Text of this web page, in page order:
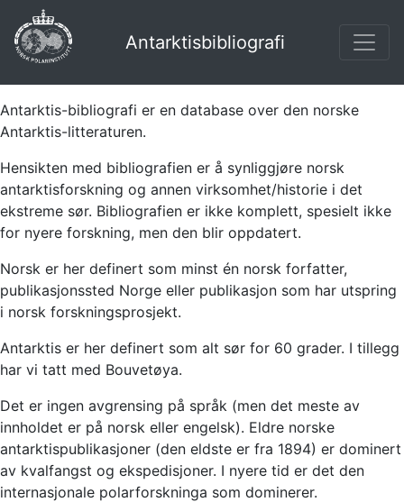
Antarktisbibliografi
Antarktis-bibliografi er en database over den norske
Antarktis-litteraturen.
Hensikten med bibliografien er å synliggjøre norsk
antarktisforskning og annen virksomhet/historie i det
ekstreme sør. Bibliografien er ikke komplett, spesielt ikke
for nyere forskning, men den blir oppdatert.
Norsk er her definert som minst én norsk forfatter,
publikasjonssted Norge eller publikasjon som har utspring
i norsk forskningsprosjekt.
Antarktis er her definert som alt sør for 60 grader. I tillegg
har vi tatt med Bouvetøya.
Det er ingen avgrensing på språk (men det meste av
innholdet er på norsk eller engelsk). Eldre norske
antarktispublikasjoner (den eldste er fra 1894) er dominert
av kvalfangst og ekspedisjoner. I nyere tid er det den
internasjonale polarforskninga som dominerer.